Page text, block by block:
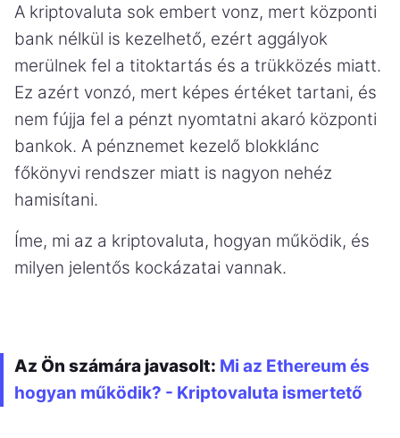
A kriptovaluta sok embert vonz, mert központi
bank nélkül is kezelhető, ezért aggályok
merülnek fel a titoktartás és a trükközés miatt.
Ez azért vonzó, mert képes értéket tartani, és
nem fújja fel a pénzt nyomtatni akaró központi
bankok. A pénznemet kezelő blokklánc
főkönyvi rendszer miatt is nagyon nehéz
hamisítani.
Íme, mi az a kriptovaluta, hogyan működik, és
milyen jelentős kockázatai vannak.
Az Ön számára javasolt: Mi az Ethereum és
hogyan működik? - Kriptovaluta ismertető